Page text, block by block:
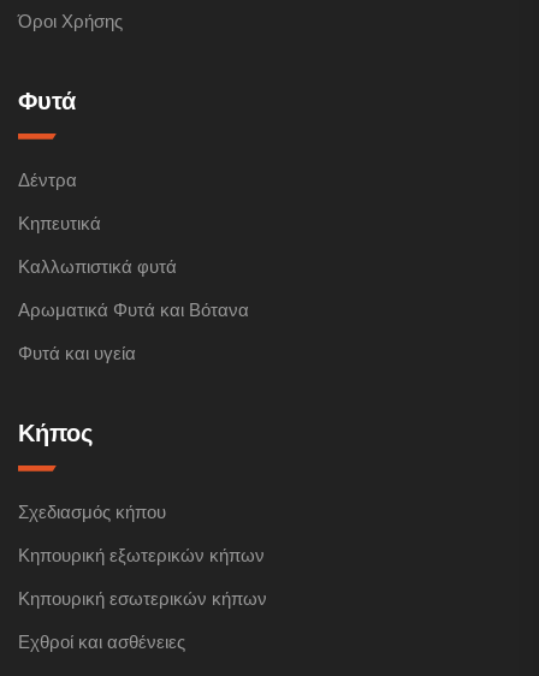
Όροι Χρήσης
Φυτά
Δέντρα
Κηπευτικά
Καλλωπιστικά φυτά
Αρωματικά Φυτά και Βότανα
Φυτά και υγεία
Κήπος
Σχεδιασμός κήπου
Κηπουρική εξωτερικών κήπων
Κηπουρική εσωτερικών κήπων
Εχθροί και ασθένειες